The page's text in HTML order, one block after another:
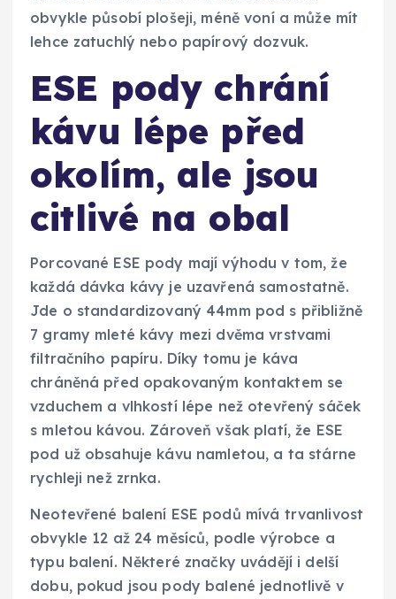
obvykle působí plošeji, méně voní a může mít
lehce zatuchlý nebo papírový dozvuk.
ESE pody chrání
kávu lépe před
okolím, ale jsou
citlivé na obal
Porcované ESE pody mají výhodu v tom, že
každá dávka kávy je uzavřená samostatně.
Jde o standardizovaný 44mm pod s přibližně
7 gramy mleté kávy mezi dvěma vrstvami
filtračního papíru. Díky tomu je káva
chráněná před opakovaným kontaktem se
vzduchem a vlhkostí lépe než otevřený sáček
s mletou kávou. Zároveň však platí, že ESE
pod už obsahuje kávu namletou, a ta stárne
rychleji než zrnka.
Neotevřené balení ESE podů mívá trvanlivost
obvykle 12 až 24 měsíců, podle výrobce a
typu balení. Některé značky uvádějí i delší
dobu, pokud jsou pody balené jednotlivě v